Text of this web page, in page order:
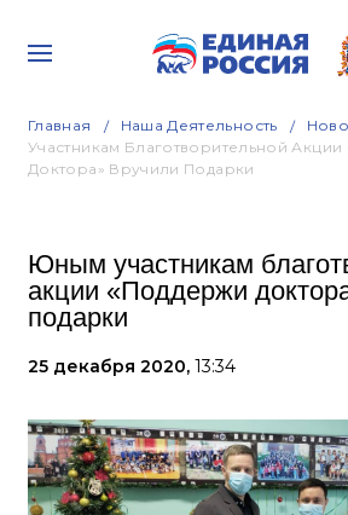
Главная Наша Деятельность
Участникам Благотворительной
Доктора» Вручили Подарки
Юным участникам
акции «Поддержи
подарки
25 декабря 2020, 13:34